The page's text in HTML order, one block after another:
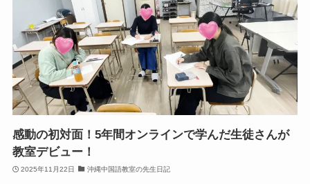
感動の初対面！5年間オンラインで学んだ生徒さんが
教室デビュー！
2025年11月22日 沖縄中国語教室の先生日記